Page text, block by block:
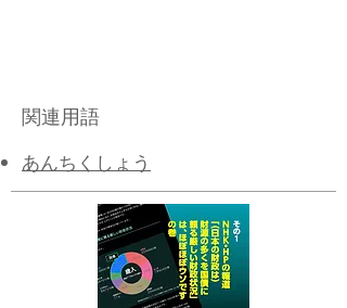
関連用語
あんちくしょう